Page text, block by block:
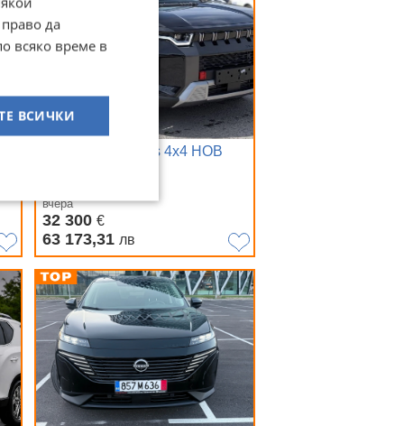
SsangYong Torres 4х4 НОВ
вчера
32 300 €
63 173,31 лв
да
всяко време в
ВСИЧКИ